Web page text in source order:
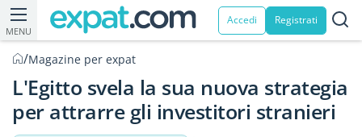
MENU
Accedi Registrati
/Magazine per expat
L'Egitto svela la sua nuova strategia
per attrarre gli investitori stranieri